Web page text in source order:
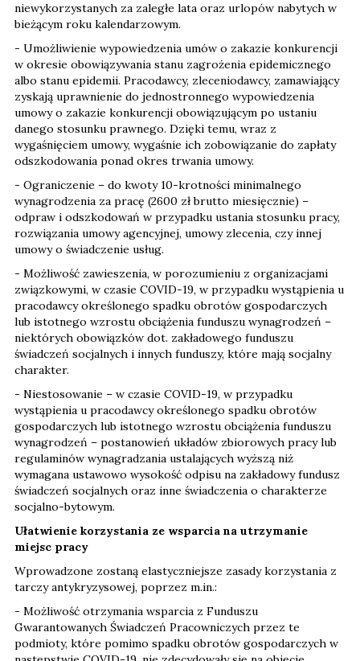
niewykorzystanych za zaległe lata oraz urlopów nabytych w
bieżącym roku kalendarzowym.
- Umożliwienie wypowiedzenia umów o zakazie konkurencji
w okresie obowiązywania stanu zagrożenia epidemicznego
albo stanu epidemii. Pracodawcy, zleceniodawcy, zamawiający
zyskają uprawnienie do jednostronnego wypowiedzenia
umowy o zakazie konkurencji obowiązującym po ustaniu
danego stosunku prawnego. Dzięki temu, wraz z
wygaśnięciem umowy, wygaśnie ich zobowiązanie do zapłaty
odszkodowania ponad okres trwania umowy.
- Ograniczenie – do kwoty 10-krotności minimalnego
wynagrodzenia za pracę (2600 zł brutto miesięcznie) –
odpraw i odszkodowań w przypadku ustania stosunku pracy,
rozwiązania umowy agencyjnej, umowy zlecenia, czy innej
umowy o świadczenie usług.
- Możliwość zawieszenia, w porozumieniu z organizacjami
związkowymi, w czasie COVID-19, w przypadku wystąpienia u
pracodawcy określonego spadku obrotów gospodarczych
lub istotnego wzrostu obciążenia funduszu wynagrodzeń –
niektórych obowiązków dot. zakładowego funduszu
świadczeń socjalnych i innych funduszy, które mają socjalny
charakter.
- Niestosowanie – w czasie COVID-19, w przypadku
wystąpienia u pracodawcy określonego spadku obrotów
gospodarczych lub istotnego wzrostu obciążenia funduszu
wynagrodzeń – postanowień układów zbiorowych pracy lub
regulaminów wynagradzania ustalających wyższą niż
wymagana ustawowo wysokość odpisu na zakładowy fundusz
świadczeń socjalnych oraz inne świadczenia o charakterze
socjalno-bytowym.
Ułatwienie korzystania ze wsparcia na utrzymanie
miejsc pracy
Wprowadzone zostaną elastyczniejsze zasady korzystania z
tarczy antykryzysowej, poprzez m.in.:
- Możliwość otrzymania wsparcia z Funduszu
Gwarantowanych Świadczeń Pracowniczych przez te
podmioty, które pomimo spadku obrotów gospodarczych w